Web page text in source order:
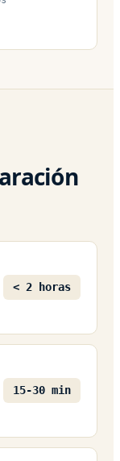
< 2 horas
15-30 min